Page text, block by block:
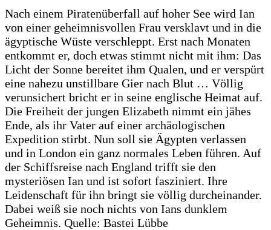
Nach einem Piratenüberfall auf hoher See wird Ian
von einer geheimnisvollen Frau versklavt und in die
ägyptische Wüste verschleppt. Erst nach Monaten
entkommt er, doch etwas stimmt nicht mit ihm: Das
Licht der Sonne bereitet ihm Qualen, und er verspürt
eine nahezu unstillbare Gier nach Blut … Völlig
verunsichert bricht er in seine englische Heimat auf.
Die Freiheit der jungen Elizabeth nimmt ein jähes
Ende, als ihr Vater auf einer archäologischen
Expedition stirbt. Nun soll sie Ägypten verlassen
und in London ein ganz normales Leben führen. Auf
der Schiffsreise nach England trifft sie den
mysteriösen Ian und ist sofort fasziniert. Ihre
Leidenschaft für ihn bringt sie völlig durcheinander.
Dabei weiß sie noch nichts von Ians dunklem
Geheimnis. Quelle: Bastei Lübbe